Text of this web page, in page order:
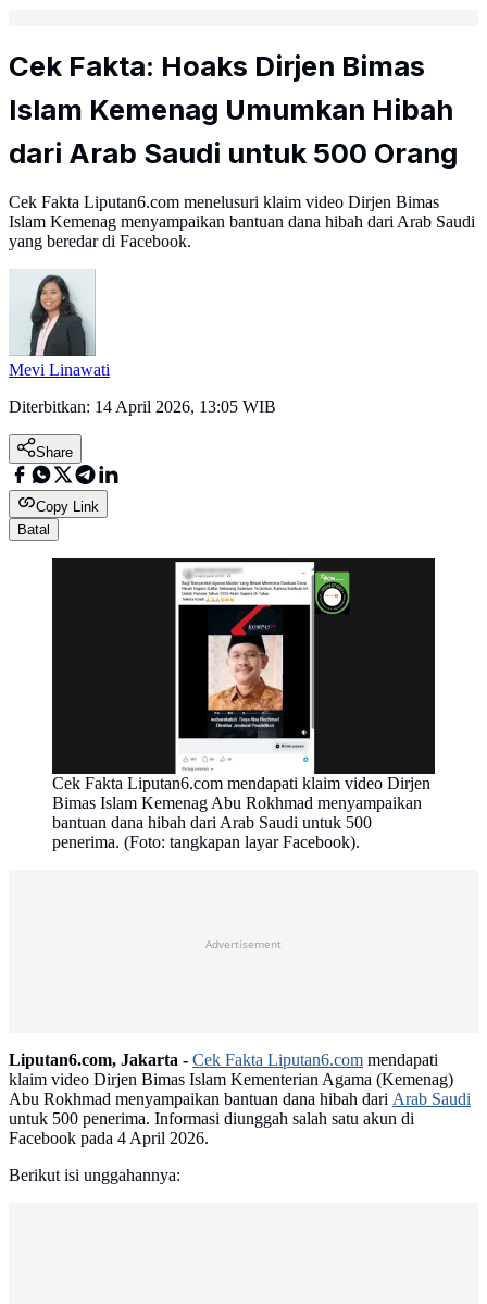
Cek Fakta: Hoaks Dirjen Bimas
Islam Kemenag Umumkan Hibah
dari Arab Saudi untuk 500 Orang
Cek Fakta Liputan6.com menelusuri klaim video Dirjen Bimas
Islam Kemenag menyampaikan bantuan dana hibah dari Arab Saudi
yang beredar di Facebook.
Mevi Linawati
Diterbitkan: 14 April 2026, 13:05 WIB
Share
Copy Link
Batal
Cek Fakta Liputan6.com mendapati klaim video Dirjen
Bimas Islam Kemenag Abu Rokhmad menyampaikan
bantuan dana hibah dari Arab Saudi untuk 500
penerima. (Foto: tangkapan layar Facebook).
Advertisement
Liputan6.com, Jakarta - Cek Fakta Liputan6.com mendapati
klaim video Dirjen Bimas Islam Kementerian Agama (Kemenag)
Abu Rokhmad menyampaikan bantuan dana hibah dari Arab Saudi
untuk 500 penerima. Informasi diunggah salah satu akun di
Facebook pada 4 April 2026.
Berikut isi unggahannya: